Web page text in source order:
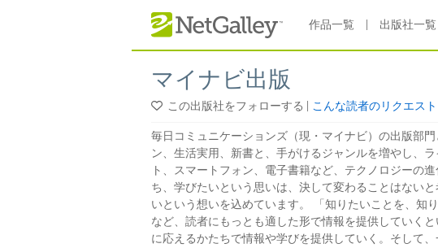
作品一覧 出版社一覧
マイナビ出版
この出版社をフォローする こんな読者のリクエス
毎日コミュニケーションズ（現・マイナビ）の出版部
ン、生活実用、新書と、手がけるジャンルを増やし、
ト、スマートフォン、電子書籍など、テクノロジーの
ち、学びたいという思いは、決して変わることはない
いという想いを込めています。 「知りたいことを、知
など、読者にもっとも適した形で情報を提供していく
に応えるかたちで情報や学びを提供していく。そして